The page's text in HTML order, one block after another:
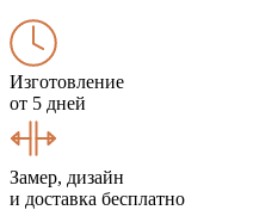
Изготовление
от 5 дней
Замер, дизайн
и доставка бесплатно